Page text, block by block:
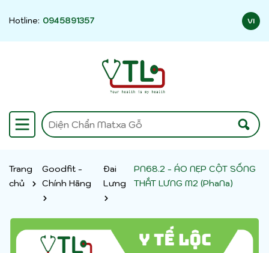
Hotline: 0945891357 VI
Trang
chủ
Goodfit -
Chính Hãng
Đai
Lưng
PN68.2 - ÁO NẸP CỘT SỐNG
THẮT LƯNG M2 (PhaNa)